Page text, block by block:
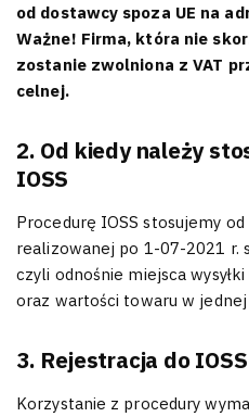
od dostawcy spoza UE na
Ważne! Firma, która nie
zostanie zwolniona z VAT
celnej.
2. Od kiedy należy
IOSS
Procedurę IOSS stosujemy
realizowanej po 1-07-2021 r.
czyli odnośnie miejsca
oraz wartości towaru w jednej
3. Rejestracja do IOSS
Korzystanie z procedury